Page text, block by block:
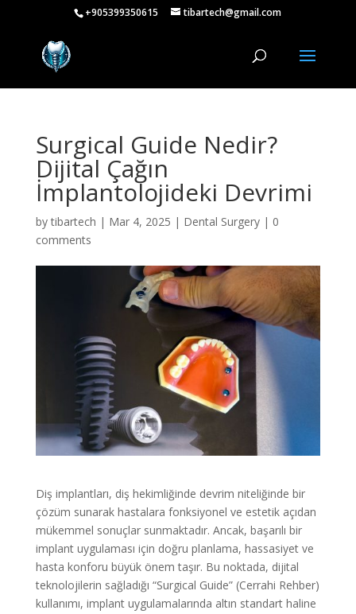
+905399350615 tibartech@gmail.com
Surgical Guide Nedir?
Dijital Çağın
İmplantolojideki Devrimi
bytibartech | Mar 4, 2025 | Dental Surgery| 0
comments
Diş implantları, diş hekimliğinde devrim niteliğinde bir
çözüm sunarak hastalara fonksiyonel ve estetik açıdan
mükemmel sonuçlar sunmaktadır. Ancak, başarılı bir
implant uygulaması için doğru planlama, hassasiyet ve
hasta konforu büyük önem taşır. Bu noktada, dijital
teknolojilerin sağladığı “Surgical Guide” (Cerrahi Rehber)
kullanımı, implant uygulamalarında altın standart haline